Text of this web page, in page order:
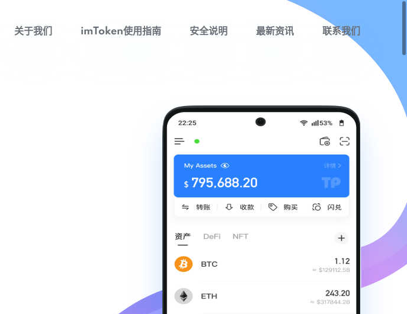
关于我们 imToken使用指南 安全说明 最新资讯 联系我们